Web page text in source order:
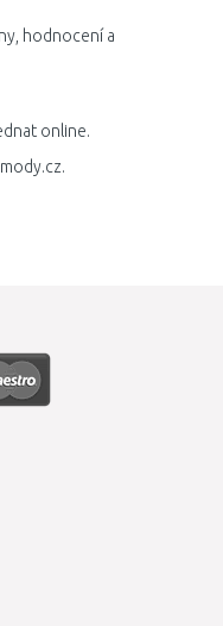
hodnocení a
online.